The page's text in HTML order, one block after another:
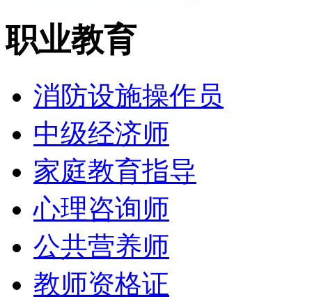
职业教育
消防设施操作员
中级经济师
家庭教育指导
心理咨询师
公共营养师
教师资格证